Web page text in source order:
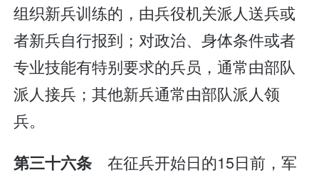
组织新兵训练的，由兵役机关派人送兵或
者新兵自行报到；对政治、身体条件或者
专业技能有特别要求的兵员，通常由部队
派人接兵；其他新兵通常由部队派人领
兵。
第三十六条 在征兵开始日的15日前，军